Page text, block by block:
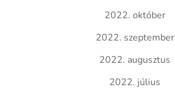
2022. október
2022. szeptember
2022. augusztus
2022. július